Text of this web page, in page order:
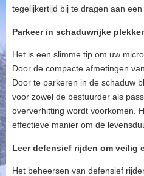
tegelijkertijd bij te dragen aan een
Parkeer in schaduwrijke
Het is een slimme tip om uw
Door de compacte afmetingen
Door te parkeren in de schaduw
voor zowel de bestuurder als
oververhitting wordt voorkomen.
effectieve manier om de
Leer defensief rijden om veilig
Het beheersen van defensief